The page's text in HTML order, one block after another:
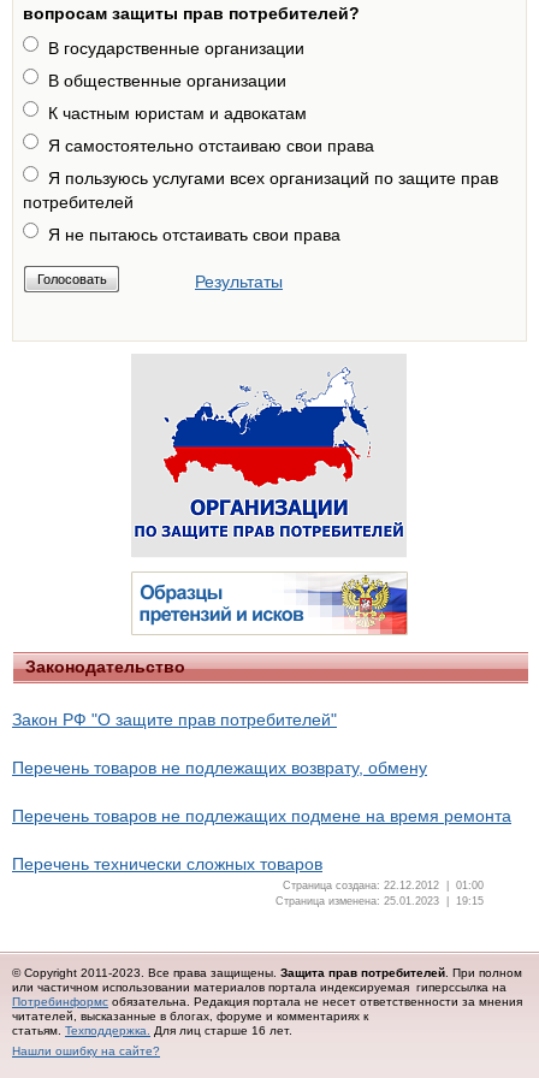
вопросам защиты прав потребителей?
В государственные организации
В общественные организации
К частным юристам и адвокатам
Я самостоятельно отстаиваю свои права
Я пользуюсь услугами всех организаций по защите прав
потребителей
Я не пытаюсь отстаивать свои права
Результаты
Законодательство
Закон РФ "О защите прав потребителей"
Перечень товаров не подлежащих возврату, обмену
Перечень товаров не подлежащих подмене на время ремонта
Перечень технически сложных товаров
Страница создана: 22.12.2012 | 01:00
Страница изменена: 25.01.2023 | 19:15
© Copyright 2011-2023. Все права защищены. Защита прав потребителей . При полном
или частичном использовании материалов портала индексируемая гиперссылка на
Потребинформс обязательна. Редакция портала не несет ответственности за мнения
читателей, высказанные в блогах, форуме и комментариях к
статьям. Техподдержка.
Для лиц старше 16 лет.
Нашли ошибку на сайте?